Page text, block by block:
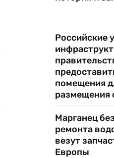
Российские
помещения
размещения
Марганец
ремонта
везут
Европы